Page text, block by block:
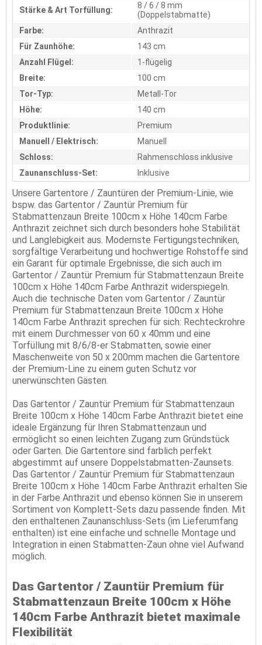
Stärke & Art Torfüllung:
8 / 6 / 8 mm
(Doppelstabmatte)
Farbe:
Anthrazit
Für Zaunhöhe:
143 cm
Anzahl Flügel:
1-flügelig
Breite:
100 cm
Tor-Typ:
Metall-Tor
Höhe:
140 cm
Produktlinie:
Premium
Manuell / Elektrisch:
Manuell
Schloss:
Rahmenschloss inklusive
Zaunanschluss-Set:
Inklusive
Unsere Gartentore / Zauntüren der Premium-Linie, wie
bspw. das Gartentor / Zauntür Premium für
Stabmattenzaun Breite 100cm x Höhe 140cm Farbe
Anthrazit zeichnet sich durch besonders hohe Stabilität
und Langlebigkeit aus. Modernste Fertigungstechniken,
sorgfältige Verarbeitung und hochwertige Rohstoffe sind
ein Garant für optimale Ergebnisse, die sich auch im
Gartentor / Zauntür Premium für Stabmattenzaun Breite
100cm x Höhe 140cm Farbe Anthrazit widerspiegeln.
Auch die technische Daten vom Gartentor / Zauntür
Premium für Stabmattenzaun Breite 100cm x Höhe
140cm Farbe Anthrazit sprechen für sich: Rechteckrohre
mit einem Durchmesser von 60 x 40mm und eine
Torfüllung mit 8/6/8-er Stabmatten, sowie einer
Maschenweite von 50 x 200mm machen die Gartentore
der Premium-Line zu einem guten Schutz vor
unerwünschten Gästen.
Das Gartentor / Zauntür Premium für Stabmattenzaun
Breite 100cm x Höhe 140cm Farbe Anthrazit bietet eine
ideale Ergänzung für Ihren Stabmattenzaun und
ermöglicht so einen leichten Zugang zum Gründstück
oder Garten. Die Gartentore sind farblich perfekt
abgestimmt auf unsere Doppelstabmatten-Zaunsets.
Das Gartentor / Zauntür Premium für Stabmattenzaun
Breite 100cm x Höhe 140cm Farbe Anthrazit erhalten Sie
in der Farbe Anthrazit und ebenso können Sie in unserem
Sortiment von Komplett-Sets dazu passende finden. Mit
den enthaltenen Zaunanschluss-Sets (im Lieferumfang
enthalten) ist eine einfache und schnelle Montage und
Integration in einen Stabmatten-Zaun ohne viel Aufwand
möglich.
Das Gartentor / Zauntür Premium für
Stabmattenzaun Breite 100cm x Höhe
140cm Farbe Anthrazit bietet maximale
Flexibilität